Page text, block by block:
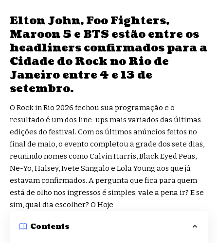
Elton John, Foo Fighters,
Maroon 5 e BTS estão entre os
headliners confirmados para a
Cidade do Rock no Rio de
Janeiro entre 4 e 13 de
setembro.
O Rock in Rio 2026 fechou sua programação e o
resultado é um dos line-ups mais variados das últimas
edições do festival. Com os últimos anúncios feitos no
final de maio, o evento completou a grade dos sete dias,
reunindo nomes como Calvin Harris, Black Eyed Peas,
Ne-Yo, Halsey, Ivete Sangalo e Lola Young aos que já
estavam confirmados. A pergunta que fica para quem
está de olho nos ingressos é simples: vale a pena ir? E se
sim, qual dia escolher? O Hoje
Contents